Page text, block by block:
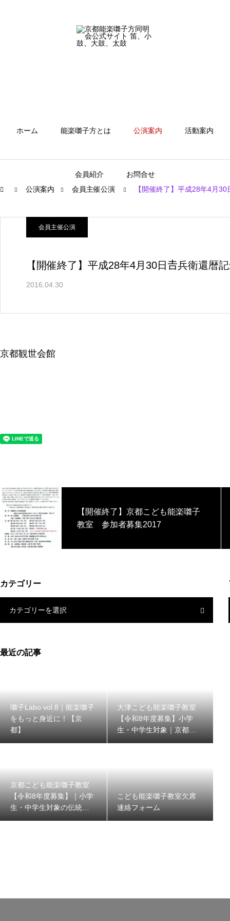
ホーム 能楽囃子方とは 公演案内 活動案内
会員紹介
お問合せ
公演案内
会員主催公演 【開催終了】平成28年4月
会員主催公演
【開催終了】平成28年4月30日𠮷兵衛還暦
2016.04.30
京都観世会館
【開催終了】京都こども能楽囃子
教室 参加者募集2017
カテゴリー
カテゴリーを選択
最近の記事
囃子Labo vol.8｜能楽囃子
をもっと身近に！【京
都】
大津こども能楽囃子教室
【令和8年度募集】小学
生・中学生対象｜京都能
京都こども能楽囃子教室
【令和8年度募集】｜小学
生・中学生対象の伝統文
こども能楽囃子教室欠席
連絡フォーム